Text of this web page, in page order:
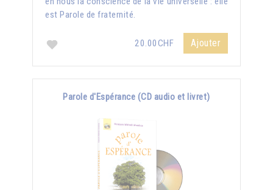
est Parole de fraternité.
20.00CHF Ajouter
Parole d'Espérance (CD audio et livret)